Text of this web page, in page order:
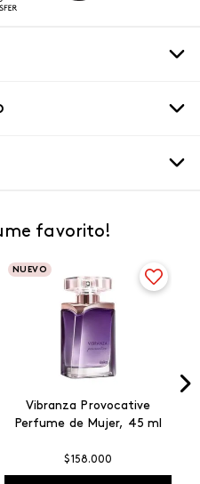
favorito!
NUEVO
Vibranza Provocative
Perfume de Mujer, 45 ml
$158.000